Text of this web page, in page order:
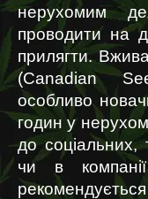
нерухомим
проводити на
прилягти.
(Canadian
особливо
годин у
до соціальних,
чи в